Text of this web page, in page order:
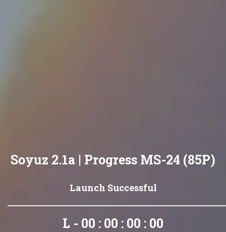
Soyuz 2.1a | Progress MS-24 (85P)
Launch Successful
L - 00 : 00 : 00 : 00